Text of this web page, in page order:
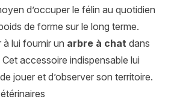
d’occuper le félin au quotidien
de forme sur le long terme.
lui fournir un arbre à chat dans
accessoire indispensable lui
jouer et d’observer son territoire.